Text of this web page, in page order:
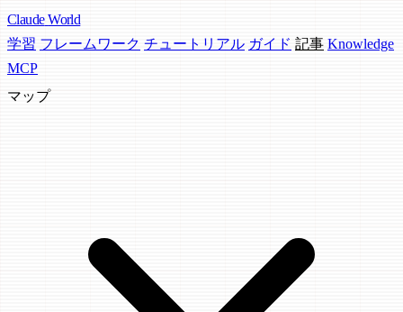
Claude World
学習 フレームワーク チュートリアル ガイド 記事 Knowledge
MCP
マップ